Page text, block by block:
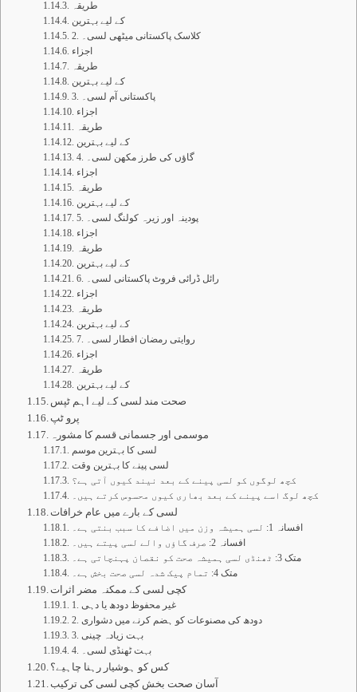
طریقہ
کے لیے بہترین
2. کلاسک پاکستانی میٹھی لسی۔
اجزاء
طریقہ
کے لیے بہترین
3. پاکستانی آم لسی۔
اجزاء
طریقہ
کے لیے بہترین
4. گاؤں کی طرز مکھن لسی۔
اجزاء
طریقہ
کے لیے بہترین
5. پودینہ اور زیرہ کولنگ لسی۔
اجزاء
طریقہ
کے لیے بہترین
6. رائل ڈرائی فروٹ پاکستانی لسی۔
اجزاء
طریقہ
کے لیے بہترین
7. روایتی رمضان افطار لسی۔
اجزاء
طریقہ
کے لیے بہترین
صحت مند لسی کے لیے اہم ٹپس
پرو ٹپ
موسمی اور جسمانی قسم کا مشورہ
لسی کا بہترین موسم
لسی پینے کا بہترین وقت
کچھ لوگوں کو لسی پینے کے بعد نیند کیوں آتی ہے؟
کچھ لوگ اسے پینے کے بعد بھاری کیوں محسوس کرتے ہیں۔
لسی کے بارے میں عام خرافات
افسانہ 1: لسی ہمیشہ وزن میں اضافے کا سبب بنتی ہے۔
افسانہ 2: صرف گاؤں والے لسی پیتے ہیں۔
متک 3: ٹھنڈی لسی ہمیشہ صحت کو نقصان پہنچاتی ہے۔
متک 4: تمام پیک شدہ لسی صحت بخش ہے۔
کچی لسی کے ممکنہ مضر اثرات
1. غیر محفوظ دودھ یا دہی
2. دودھ کی مصنوعات کو ہضم کرنے میں دشواری
3. بہت زیادہ چینی
4. بہت ٹھنڈی لسی۔
کس کو ہوشیار رہنا چاہیے؟
آسان صحت بخش کچی لسی کی ترکیب